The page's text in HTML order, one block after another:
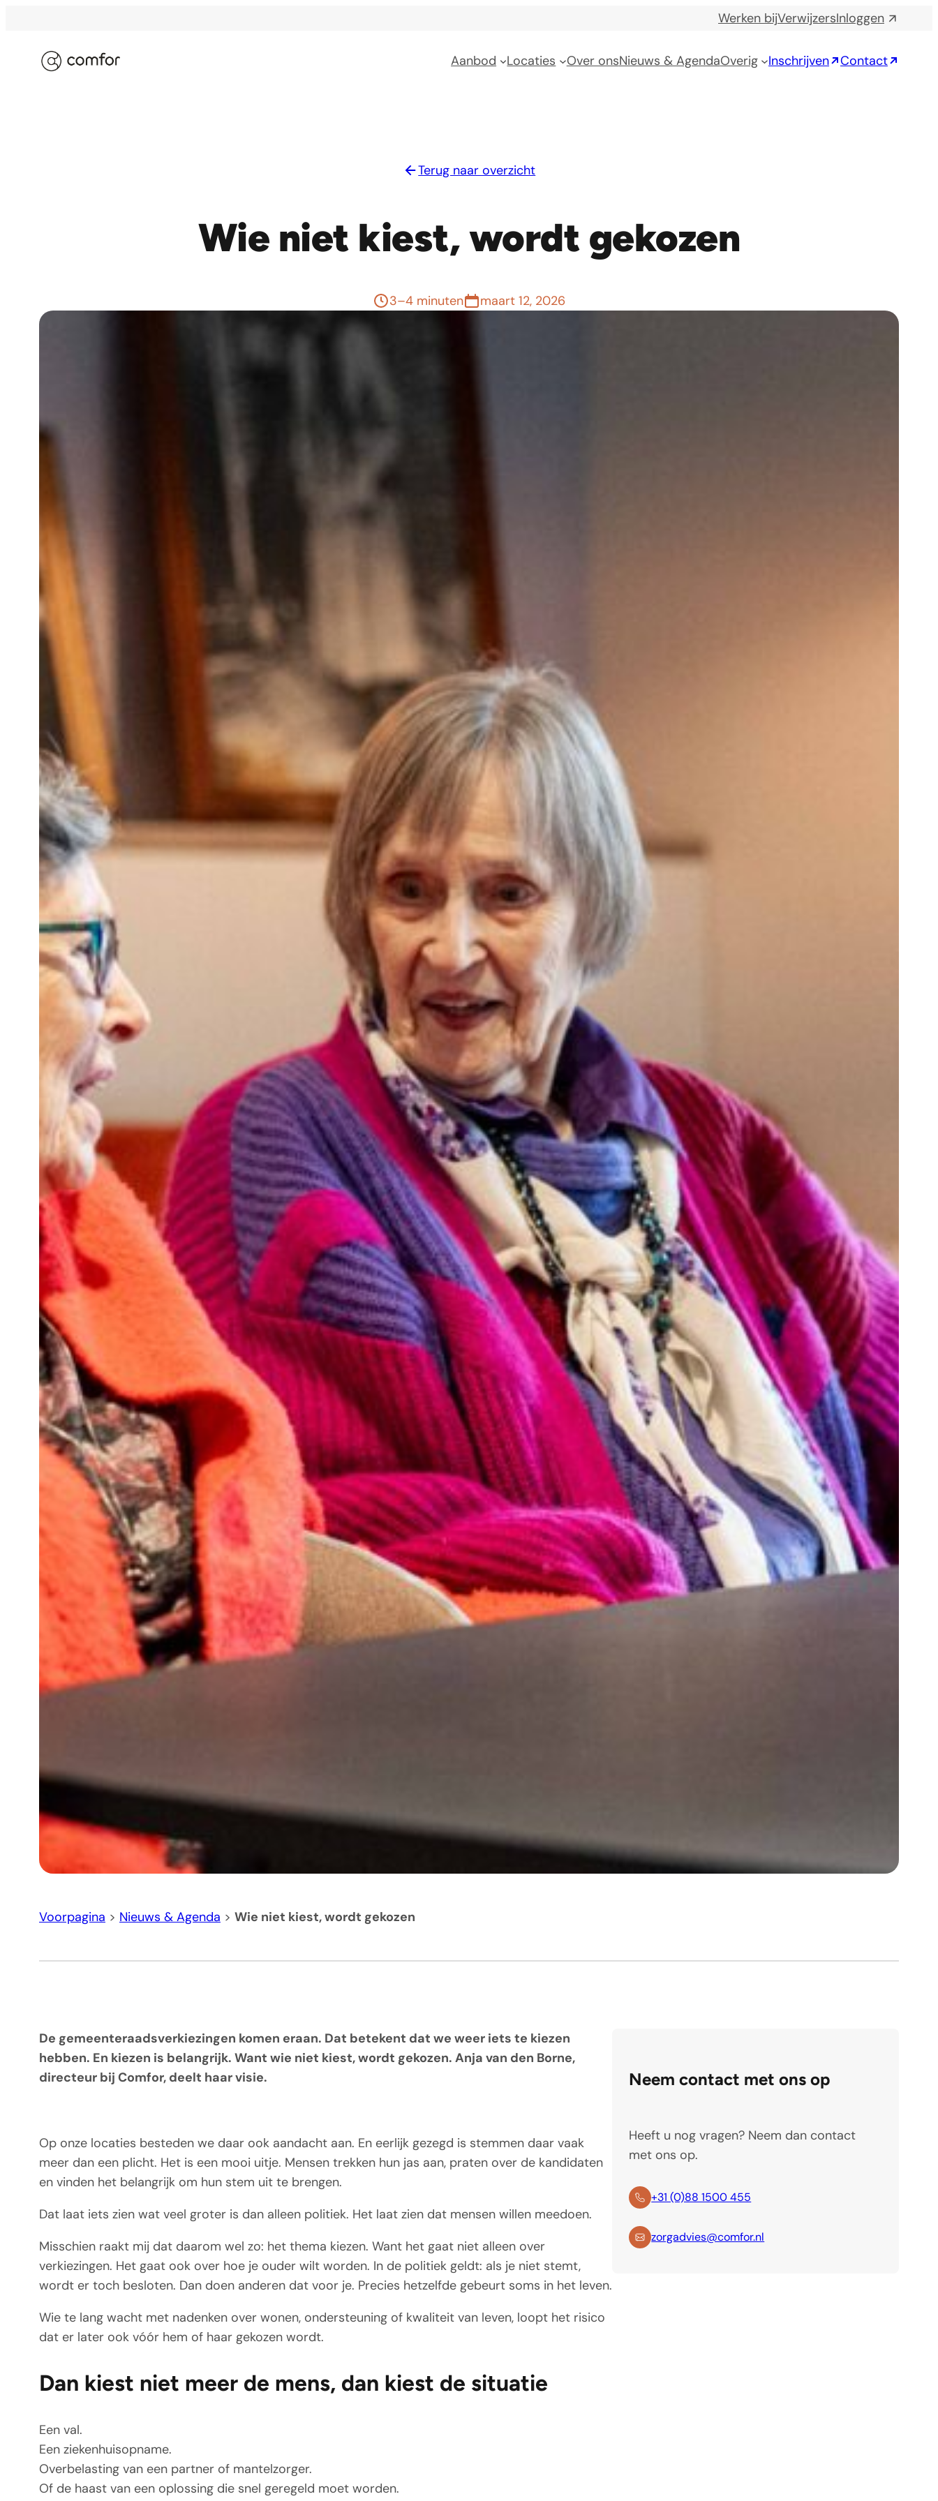
Werken bijVerwijzersInloggen
Aanbod Locaties Over onsNieuws & AgendaOverig Inschrijven Contact
Terug naar overzicht
Wie niet kiest, wordt gekozen
3–4 minuten maart 12, 2026
Voorpagina > Nieuws & Agenda > Wie niet kiest, wordt gekozen
De gemeenteraadsverkiezingen komen eraan. Dat betekent dat we weer iets te kiezen
hebben. En kiezen is belangrijk. Want wie niet kiest, wordt gekozen. Anja van den Borne,
directeur bij Comfor, deelt haar visie.
Op onze locaties besteden we daar ook aandacht aan. En eerlijk gezegd is stemmen daar vaak
meer dan een plicht. Het is een mooi uitje. Mensen trekken hun jas aan, praten over de kandidaten
en vinden het belangrijk om hun stem uit te brengen.
Dat laat iets zien wat veel groter is dan alleen politiek. Het laat zien dat mensen willen meedoen.
Misschien raakt mij dat daarom wel zo: het thema kiezen. Want het gaat niet alleen over
verkiezingen. Het gaat ook over hoe je ouder wilt worden. In de politiek geldt: als je niet stemt,
wordt er toch besloten. Dan doen anderen dat voor je. Precies hetzelfde gebeurt soms in het leven.
Wie te lang wacht met nadenken over wonen, ondersteuning of kwaliteit van leven, loopt het risico
dat er later ook vóór hem of haar gekozen wordt.
Dan kiest niet meer de mens, dan kiest de situatie
Een val.
Een ziekenhuisopname.
Overbelasting van een partner of mantelzorger.
Of de haast van een oplossing die snel geregeld moet worden.
Neem contact met ons op
Heeft u nog vragen? Neem dan contact
met ons op.
+31 (0)88 1500 455
zorgadvies@comfor.nl